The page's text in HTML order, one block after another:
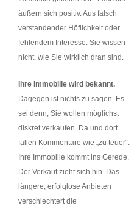
äußern sich positiv. Aus falsch
verstandender Höflichkeit oder
fehlendem Interesse. Sie wissen
nicht, wie Sie wirklich dran sind.
Ihre Immobilie wird bekannt.
Dagegen ist nichts zu sagen. Es
sei denn, Sie wollen möglichst
diskret verkaufen. Da und dort
fallen Kommentare wie „zu teuer“.
Ihre Immobilie kommt ins Gerede.
Der Verkauf zieht sich hin. Das
längere, erfolglose Anbieten
verschlechtert die